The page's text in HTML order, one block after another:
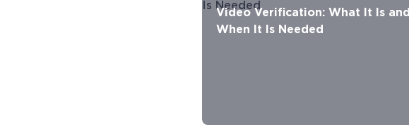
Video Verification: What It Is and
When It Is Needed